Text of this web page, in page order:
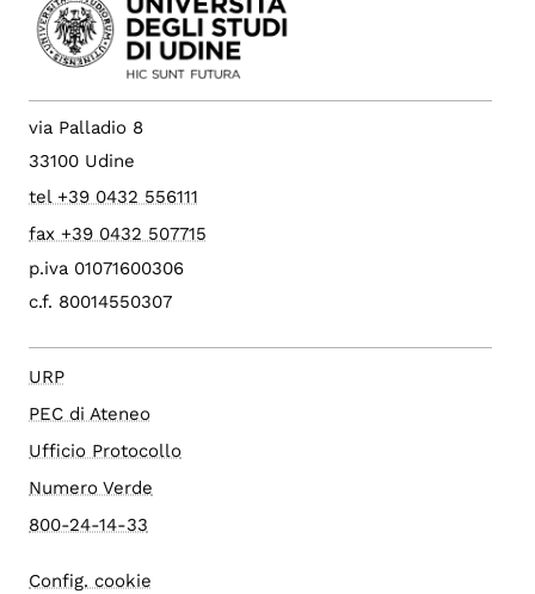
via Palladio 8
33100 Udine
tel +39 0432 556111
fax +39 0432 507715
p.iva 01071600306
c.f. 80014550307
URP
PEC di Ateneo
Ufficio Protocollo
Numero Verde
800-24-14-33
Config. cookie